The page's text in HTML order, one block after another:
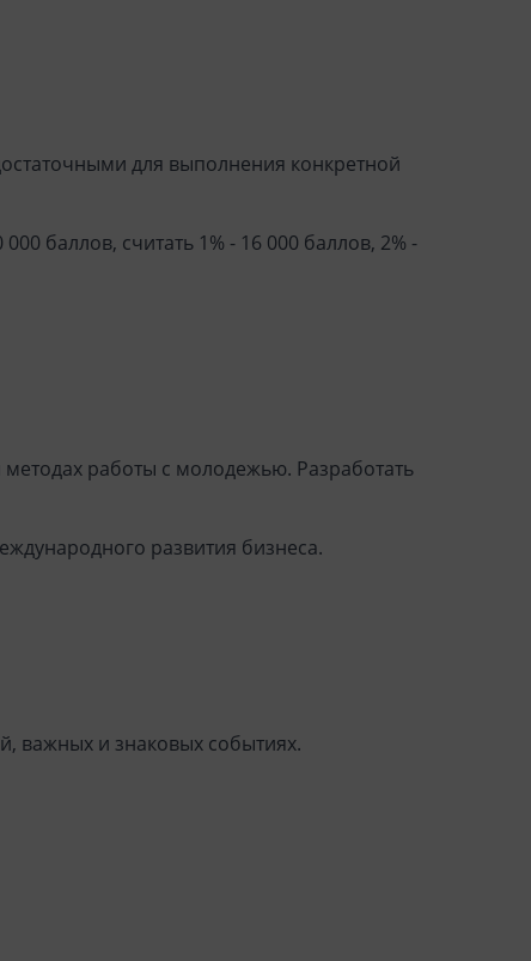
для выполнения конкретной
баллов, считать 1% - 16 000 баллов, 2% -
работы с молодежью. Разработать
развития бизнеса.
важных и знаковых событиях.